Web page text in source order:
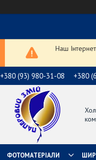
Наш
+380 (93) 980-31-08 +380
ФОТОМАТЕРІАЛИ